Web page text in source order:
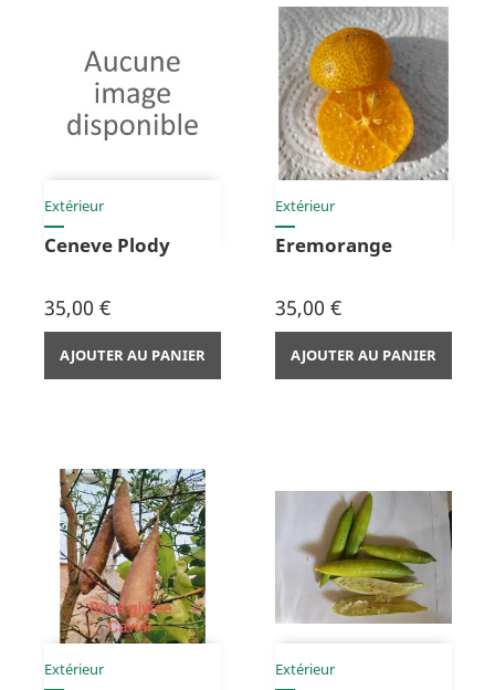
Extérieur
Ceneve Plody
Prix
35,00 €
AJOUTER AU PANIER
Extérieur
Eremorange
Prix
35,00 €
AJOUTER AU PANIER
Extérieur Extérieur